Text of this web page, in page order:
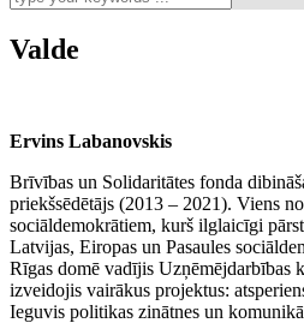
Valde
Ervins Labanovskis
Brīvības un Solidaritātes fonda
priekšsēdētājs (2013 – 2021). Viens
sociāldemokrātiem, kurš ilglaicīgi
Latvijas, Eiropas un Pasaules
Rīgas domē vadījis Uzņēmējdarbības
izveidojis vairākus projektus:
Ieguvis politikas zinātnes un